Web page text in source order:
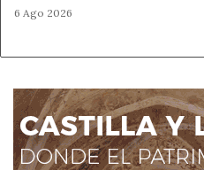
6 Ago 2026